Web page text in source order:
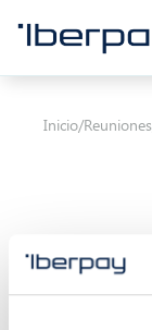
Iberpay
Inicio/Reuniones